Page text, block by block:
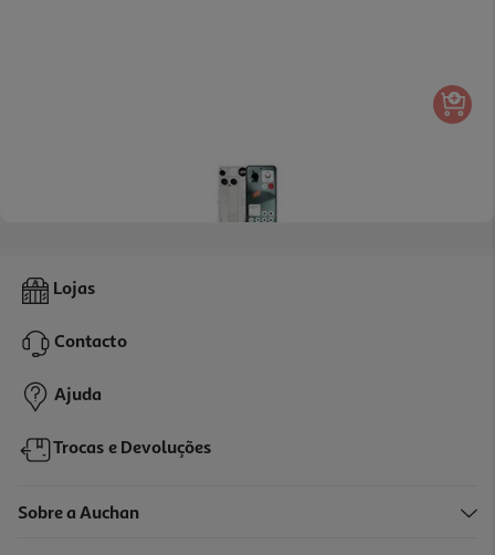
Smartphone Nothing Phone (3) 16+512 White
713,99 €
Lojas
Contacto
Ajuda
Trocas e Devoluções
Sobre a Auchan